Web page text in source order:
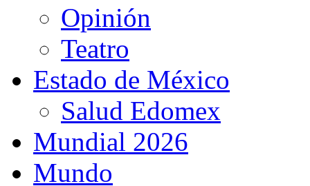
Opinión
Teatro
Estado de México
Salud Edomex
Mundial 2026
Mundo